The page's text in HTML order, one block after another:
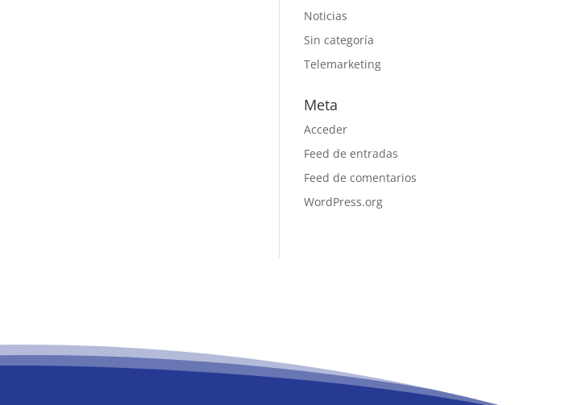
Noticias
Sin categoría
Telemarketing
Meta
Acceder
Feed de entradas
Feed de comentarios
WordPress.org